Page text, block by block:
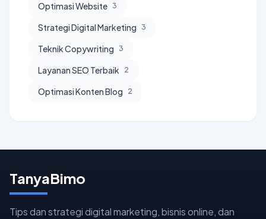
Optimasi Website 3
Strategi Digital Marketing 3
Teknik Copywriting 3
Layanan SEO Terbaik 2
Optimasi Konten Blog 2
TanyaBimo
Tips dan strategi digital marketing, bisnis online, dan